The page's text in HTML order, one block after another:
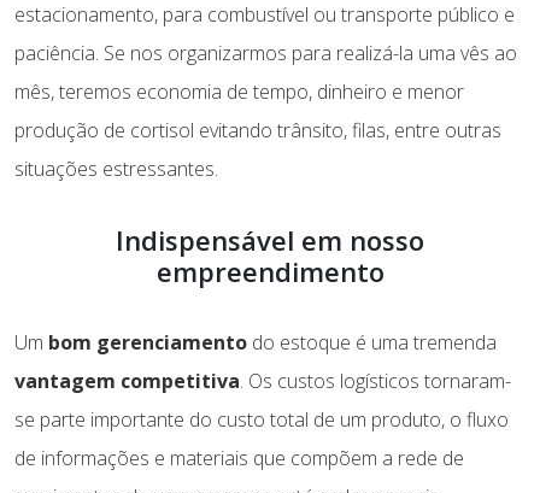
estacionamento, para combustível ou transporte público e
paciência. Se nos organizarmos para realizá-la uma vês ao
mês, teremos economia de tempo, dinheiro e menor
produção de cortisol evitando trânsito, filas, entre outras
situações estressantes.
Indispensável em nosso
empreendimento
Um bom gerenciamento do estoque é uma tremenda
vantagem competitiva. Os custos logísticos tornaram-
se parte importante do custo total de um produto, o fluxo
de informações e materiais que compõem a rede de